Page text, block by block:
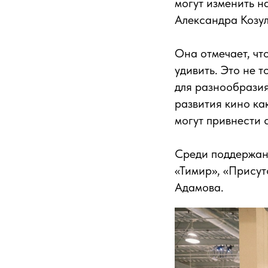
могут изменить
Александра
Она отмечает,
удивить. Это не
для
развития кино
могут
Среди
«Тимир»,
Адамова.